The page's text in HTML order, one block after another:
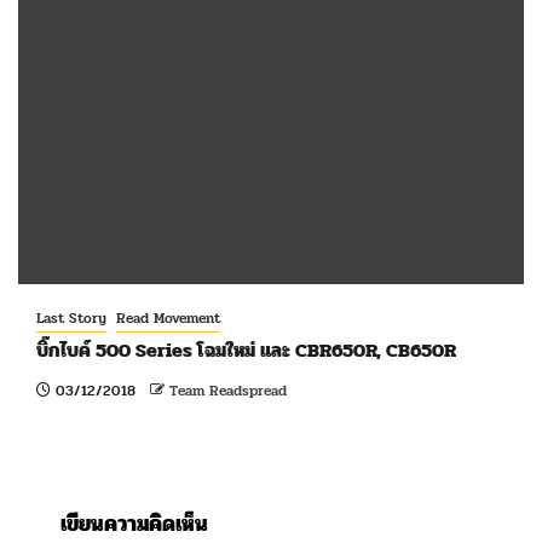
Last Story Read Movement
บิ๊กไบค์ 500 Series โฉมใหม่ และ CBR650R, CB650R
03/12/2018 Team Readspread
เขียนความคิดเห็น